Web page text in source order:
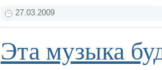
27.03.2009
Эта музыка